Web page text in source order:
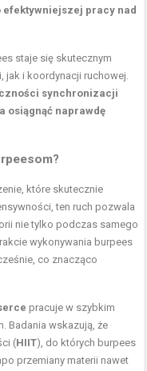
efektywniejszej pracy nad
staje się skutecznym
jak i koordynacji ruchowej.
synchronizacji
osiągnąć naprawdę
które skutecznie
ten ruch pozwala
nie tylko podczas samego
wykonywania burpees
co znacząco
pracuje w szybkim
Badania wskazują, że
(HIIT), do których burpees
przemiany materii nawet